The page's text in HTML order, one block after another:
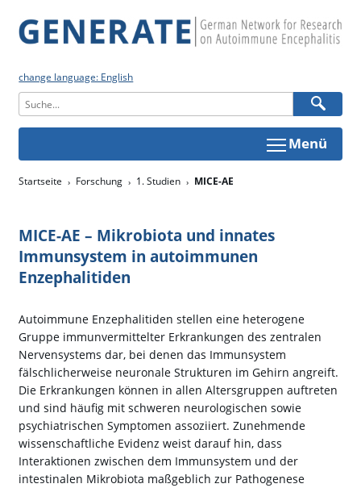
change language: English
Menü
Startseite Forschung 1. Studien MICE-AE
MICE-AE – Mikrobiota und innates
Immunsystem in autoimmunen
Enzephalitiden
Autoimmune Enzephalitiden stellen eine heterogene
Gruppe immunvermittelter Erkrankungen des zentralen
Nervensystems dar, bei denen das Immunsystem
fälschlicherweise neuronale Strukturen im Gehirn angreift.
Die Erkrankungen können in allen Altersgruppen auftreten
und sind häufig mit schweren neurologischen sowie
psychiatrischen Symptomen assoziiert. Zunehmende
wissenschaftliche Evidenz weist darauf hin, dass
Interaktionen zwischen dem Immunsystem und der
intestinalen Mikrobiota maßgeblich zur Pathogenese